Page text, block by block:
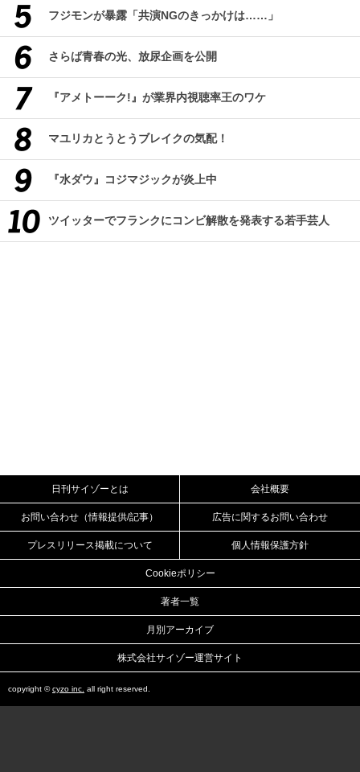
フジモンが暴露「共演NGのきっかけは……」
さらば青春の光、放尿企画を公開
『アメトーーク!』が業界内視聴率王のワケ
マユリカとうとうブレイクの気配！
『水ダウ』コジマジックが炎上中
ツイッターでフランクにコンビ解散を発表する若手芸人
日刊サイゾーとは 会社概要
お問い合わせ（情報提供/記事） 広告に関するお問い合わせ
プレスリリース掲載について 個人情報保護方針
Cookieポリシー
著者一覧
月別アーカイブ
株式会社サイゾー運営サイト
copyright ©cyzo inc. all right reserved.